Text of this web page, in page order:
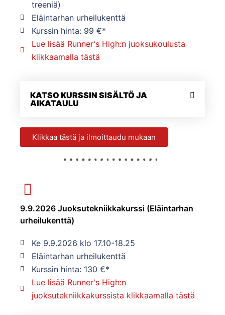
treeniä)
Eläintarhan urheilukenttä
Kurssin hinta: 99 €*
Lue lisää Runner's High:n juoksukoulusta
klikkaamalla tästä
KATSO KURSSIN SISÄLTÖ JA
AIKATAULU
Klikkaa tästä ja ilmoittaudu mukaan
9.9.2026 Juoksutekniikkakurssi (Eläintarhan
urheilukenttä)
Ke 9.9.2026 klo 17.10-18.25
Eläintarhan urheilukenttä
Kurssin hinta: 130 €*
Lue lisää Runner's High:n
juoksutekniikkakurssista klikkaamalla tästä